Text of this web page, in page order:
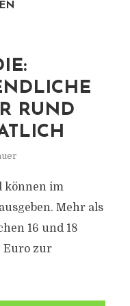
RUND
können im
Mehr als
16 und 18
Euro zur